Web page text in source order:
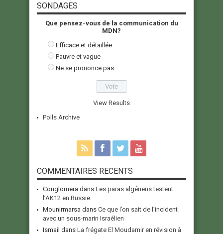
SONDAGES
Que pensez-vous de la communication du
MDN?
Efficace et détaillée
Pauvre et vague
Ne se prononce pas
View Results
Polls Archive
COMMENTAIRES RECENTS
Conglomera dans Les paras algériens testent
l’AK12 en Russie
Mounirmarsa dans Ce que l’on sait de l’incident
avec un sous-marin Israélien
Ismail dans La frégate El Moudamir en révision à